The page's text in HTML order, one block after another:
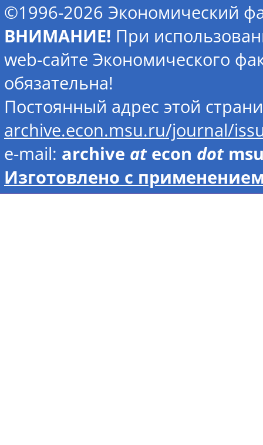
©1996-2026 Экономический
ВНИМАНИЕ! При
web-сайте Экономического
обязательна!
Постоянный адрес этой
archive.econ.msu.ru/journal/
e-mail: archive atecon dot
Изготовлено с